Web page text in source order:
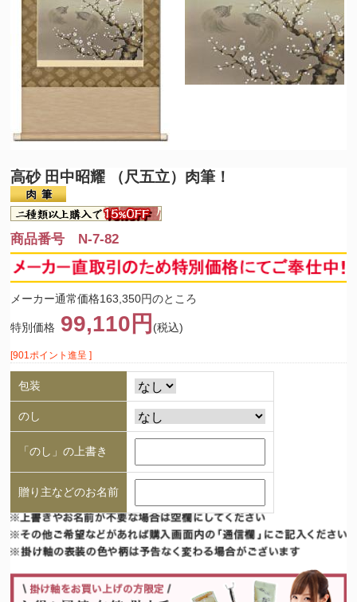
高砂 田中昭耀 （尺五立）肉筆！
商品番号 N-7-82
メーカー通常価格163,350円のところ
特別価格 99,110円 (税込)
[901ポイント進呈 ]
包装
のし
「のし」の上書き
贈り主などのお名前